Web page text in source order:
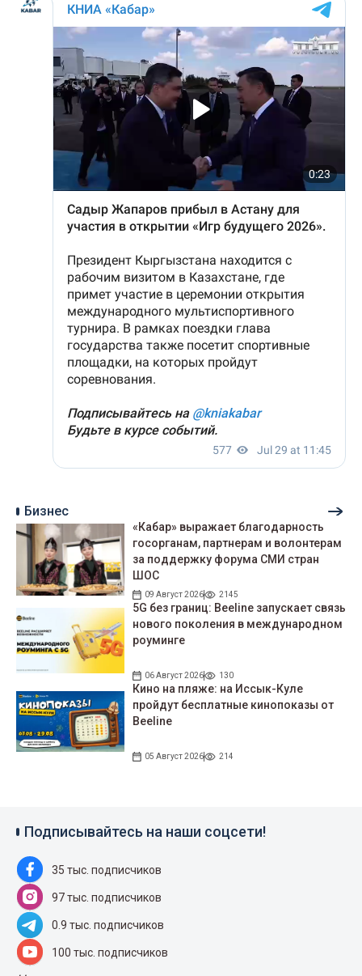
Бизнес
«Кабар» выражает благодарность
госорганам, партнерам и волонтерам
за поддержку форума СМИ стран
ШОС
09 Август 2026 2145
5G без границ: Beeline запускает связь
нового поколения в международном
роуминге
06 Август 2026 130
Кино на пляже: на Иссык-Куле
пройдут беcплатные кинопоказы от
Beeline
05 Август 2026 214
Подписывайтесь на наши соцсети!
35 тыс. подписчиков
97 тыс. подписчиков
0.9 тыс. подписчиков
100 тыс. подписчиков